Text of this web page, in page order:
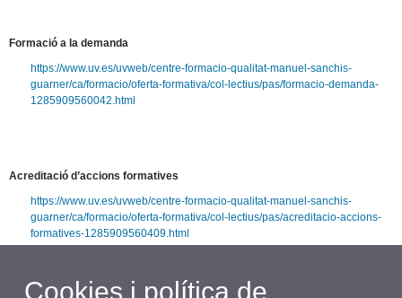
Formació a la demanda
https://www.uv.es/uvweb/centre-formacio-qualitat-manuel-sanchis-
guarner/ca/formacio/oferta-formativa/col-lectius/pas/formacio-demanda-
1285909560042.html
Acreditació d’accions formatives
https://www.uv.es/uvweb/centre-formacio-qualitat-manuel-sanchis-
guarner/ca/formacio/oferta-formativa/col-lectius/pas/acreditacio-accions-
formatives-1285909560409.html
Cookies i política de